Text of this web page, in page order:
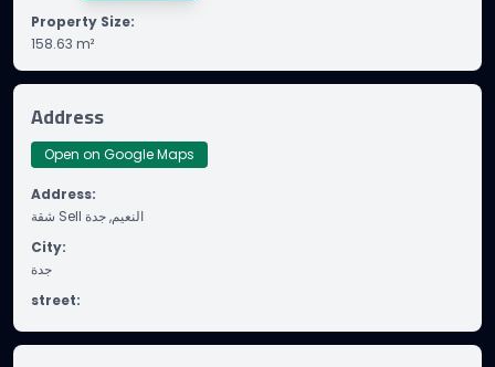
Property Size:
158.63 m²
Address
Open on Google Maps
Address:
شقة Sell النعيم, جدة
City:
جدة
street: